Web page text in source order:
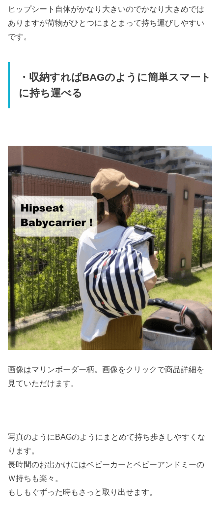
ヒップシート自体がかなり大きいのでかなり大きめでは
ありますが荷物がひとつにまとまって持ち運びしやすい
です。
・収納すればBAGのように簡単スマート
に持ち運べる
画像はマリンボーダー柄。画像をクリックで商品詳細を
見ていただけます。
写真のようにBAGのようにまとめて持ち歩きしやすくな
ります。
長時間のお出かけにはベビーカーとベビーアンドミーの
Ｗ持ちも楽々。
もしもぐずった時もさっと取り出せます。